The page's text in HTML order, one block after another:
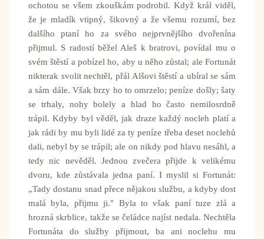
ochotou se všem zkouškám podrobil. Když král viděl,
že je mladík vtipný, šikovný a že všemu rozumí, bez
dalšího ptaní ho za svého nejprvnějšího dvořenína
přijmul. S radostí běžel Aleš k bratrovi, povídal mu o
svém štěstí a pobízel ho, aby u něho zůstal; ale Fortunát
nikterak svolit nechtěl, přál Alšovi štěstí a ubíral se sám
a sám dále. Však brzy ho to omrzelo; peníze došly; šaty
se trhaly, nohy bolely a hlad ho často nemilosrdně
trápil. Kdyby byl věděl, jak draze každý nocleh platí a
jak rádi by mu byli lidé za ty peníze třeba deset noclehů
dali, nebyl by se trápil; ale on nikdy pod hlavu nesáhl, a
tedy nic nevěděl. Jednou zvečera přijde k velikému
dvoru, kde zůstávala jedna paní. I myslil si Fortunát:
„Tady dostanu snad přece nějakou službu, a kdyby dost
malá byla, přijmu ji." Byla to však paní tuze zlá a
hrozná skrblice, takže se čeládce najíst nedala. Nechtěla
Fortunáta do služby přijmout, ba ani noclehu mu